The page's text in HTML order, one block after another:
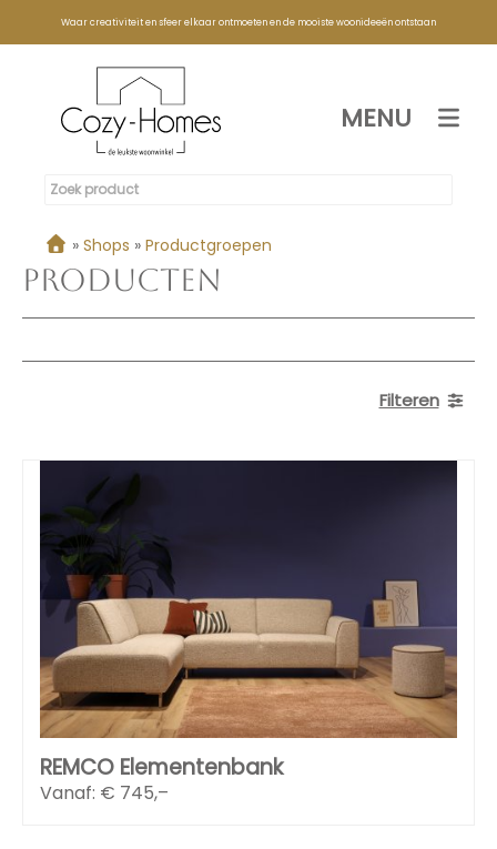
Waar creativiteit en sfeer elkaar ontmoeten en de mooiste woonideeën ontstaan
MENU
» Shops » Productgroepen
Producten
Filteren
REMCO Elementenbank
Vanaf: € 745,–